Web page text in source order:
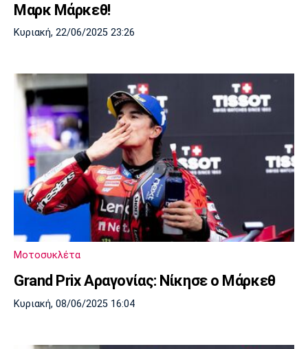
Μαρκ Μάρκεθ!
Κυριακή, 22/06/2025 23:26
Μοτοσυκλέτα
Grand Prix Αραγονίας: Νίκησε ο Μάρκεθ
Κυριακή, 08/06/2025 16:04